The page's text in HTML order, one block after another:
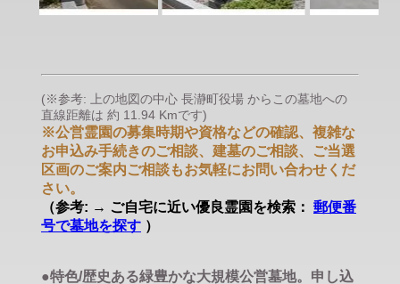
(※参考: 上の地図の中心 長瀞町役場 からこの墓地への
直線距離は 約 11.94 Kmです)
※公営霊園の募集時期や資格などの確認、複雑な
お申込み手続きのご相談、建墓のご相談、ご当選
区画のご案内ご相談もお気軽にお問い合わせくだ
さい。
（参考: → ご自宅に近い優良霊園を検索： 郵便番
号で墓地を探す ）
●特色/歴史ある緑豊かな大規模公営墓地。申し込